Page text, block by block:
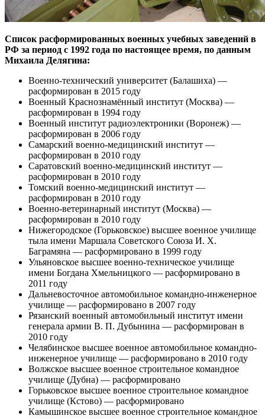
Список расформированных военных учебных заведений в
РФ за период с 1992 года по настоящее время, по данным
Михаила Делягина:
Военно-технический университет (Балашиха) —
расформирован в 2015 году
Военный Краснознамённый институт (Москва) —
расформирован в 1994 году
Военный институт радиоэлектроники (Воронеж) —
расформирован в 2006 году
Самарский военно-медицинский институт —
расформирован в 2010 году
Саратовский военно-медицинский институт —
расформирован в 2010 году
Томский военно-медицинский институт —
расформирован в 2010 году
Военно-ветеринарный институт (Москва) —
расформирован в 2010 году
Нижегородское (Горьковское) высшее военное училище
тыла имени Маршала Советского Союза И. Х.
Баграмяна — расформировано в 1999 году
Ульяновское высшее военно-техническое училище
имени Богдана Хмельницкого — расформировано в
2011 году
Дальневосточное автомобильное командно-инженерное
училище — расформировано в 2007 году
Рязанский военный автомобильный институт имени
генерала армии В. П. Дубынина — расформирован в
2010 году
Челябинское высшее военное автомобильное командно-
инженерное училище — расформировано в 2010 году
Волжское высшее военное строительное командное
училище (Дубна) — расформировано
Горьковское высшее военное строительное командное
училище (Кстово) — расформировано
Камышинское высшее военное строительное командное